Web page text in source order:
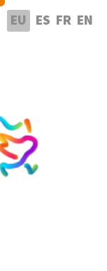
EU ES FR EN